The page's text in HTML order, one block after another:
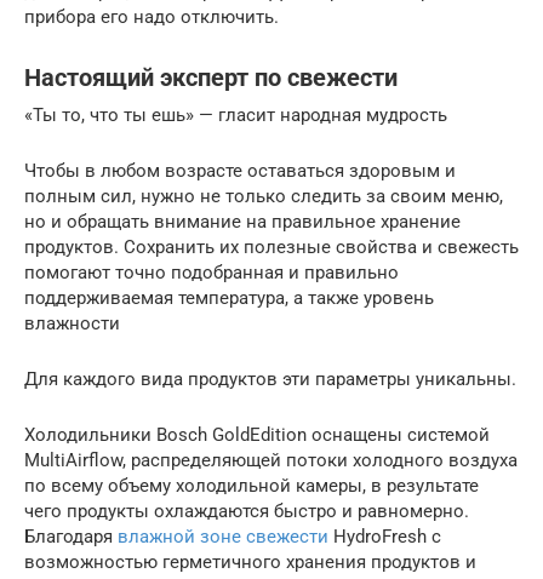
прибора его надо отключить.
Настоящий эксперт по свежести
«Ты то, что ты ешь» — гласит народная мудрость
Чтобы в любом возрасте оставаться здоровым и
полным сил, нужно не только следить за своим меню,
но и обращать внимание на правильное хранение
продуктов. Сохранить их полезные свойства и свежесть
помогают точно подобранная и правильно
поддерживаемая температура, а также уровень
влажности
Для каждого вида продуктов эти параметры уникальны.
Холодильники Bosch GoldEdition оснащены системой
MultiAirflow, распределяющей потоки холодного воздуха
по всему объему холодильной камеры, в результате
чего продукты охлаждаются быстро и равномерно.
Благодаря влажной зоне свежести HydroFresh с
возможностью герметичного хранения продуктов и